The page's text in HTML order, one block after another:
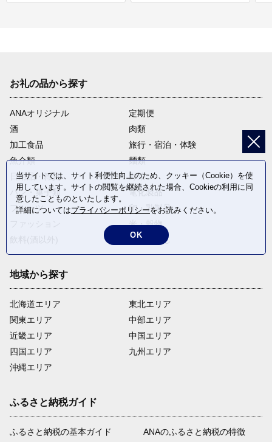
お礼の品から探す
ANAオリジナル
定期便
酒
肉類
加工食品
旅行・宿泊・体験
魚介類
麺類
日用品・雑貨
野菜
パン・菓子類
電化製品
フルーツ
卵・乳製品
米・穀物
返礼品なし
地域から探す
北海道エリア
関東エリア
近畿エリア
四国エリア
沖縄エリア
東北エリア
中部エリア
中国エリア
九州エリア
ふるさと納税ガイド
ふるさと納税の基本ガイド
ANAのふるさと納税の特徴
当サイトでは、サイト利便性向上のため、クッキー（Cookie）を使
用しています。サイトの閲覧を継続された場合、Cookieの利用に同
意したことものといたします。
詳細についてはプライバシーポリシーをお読みください。
OK